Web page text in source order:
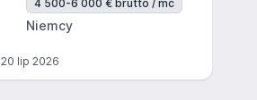
4 500-6 000 € brutto / mc
Niemcy
20 lip 2026